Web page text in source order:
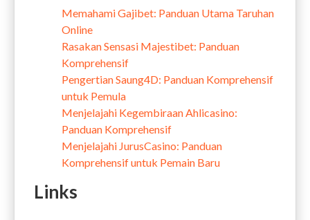
Memahami Gajibet: Panduan Utama Taruhan
Online
Rasakan Sensasi Majestibet: Panduan
Komprehensif
Pengertian Saung4D: Panduan Komprehensif
untuk Pemula
Menjelajahi Kegembiraan Ahlicasino:
Panduan Komprehensif
Menjelajahi JurusCasino: Panduan
Komprehensif untuk Pemain Baru
Links